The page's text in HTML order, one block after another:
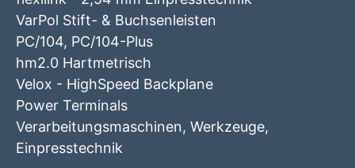
VarPol Stift- & Buchsenleisten
PC/104, PC/104-Plus
hm2.0 Hartmetrisch
Velox - HighSpeed Backplane
Power Terminals
Verarbeitungsmaschinen, Werkzeuge,
Einpresstechnik